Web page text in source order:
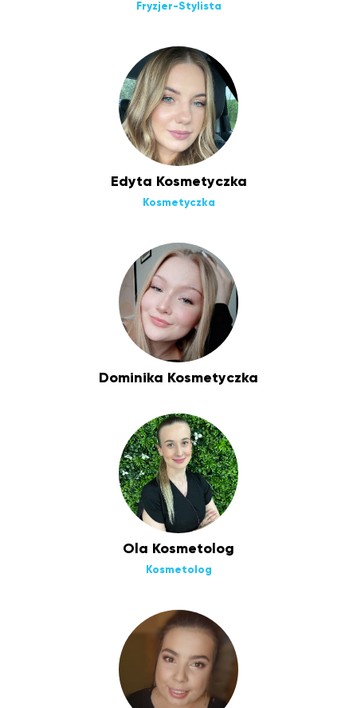
Fryzjer-Stylista
Edyta Kosmetyczka
Kosmetyczka
Dominika Kosmetyczka
Ola Kosmetolog
Kosmetolog